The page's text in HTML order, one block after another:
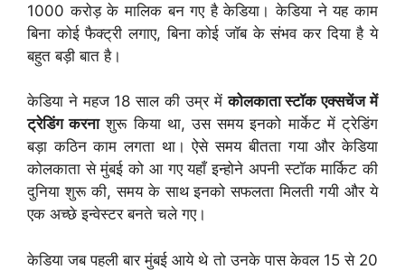
1000 करोड़ के मालिक बन गए है केडिया। केडिया ने यह काम
बिना कोई फैक्ट्री लगाए, बिना कोई जॉब के संभव कर दिया है ये
बहुत बड़ी बात है।
केडिया ने महज 18 साल की उम्र मेंकोलकाता स्टॉक एक्सचेंज में
ट्रेडिंग करनाशुरू किया था, उस समय इनको मार्केट में ट्रेडिंग
बड़ा कठिन काम लगता था। ऐसे समय बीतता गया और केडिया
कोलकाता से मुंबई को आ गए यहाँ इन्होने अपनी स्टॉक मार्किट की
दुनिया शुरू की, समय के साथ इनको सफलता मिलती गयी और ये
एक अच्छे इन्वेस्टर बनते चले गए।
केडिया जब पहली बार मुंबई आये थे तो उनके पास केवल 15 से 20